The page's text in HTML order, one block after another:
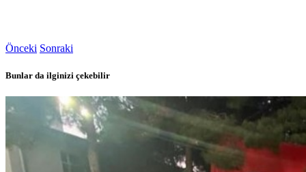
Önceki Sonraki
Bunlar da ilginizi çekebilir